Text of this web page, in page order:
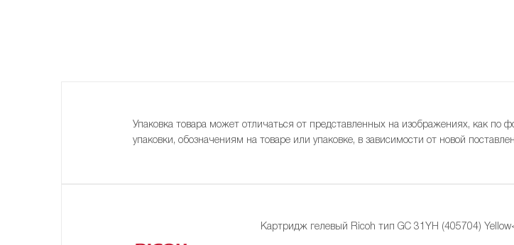
Упаковка товара может отличаться от представленных на изображениях, как по
упаковки, обозначениям на товаре или упаковке, в зависимости от новой
Картридж гелевый Ricoh тип GC 31YH (405704)